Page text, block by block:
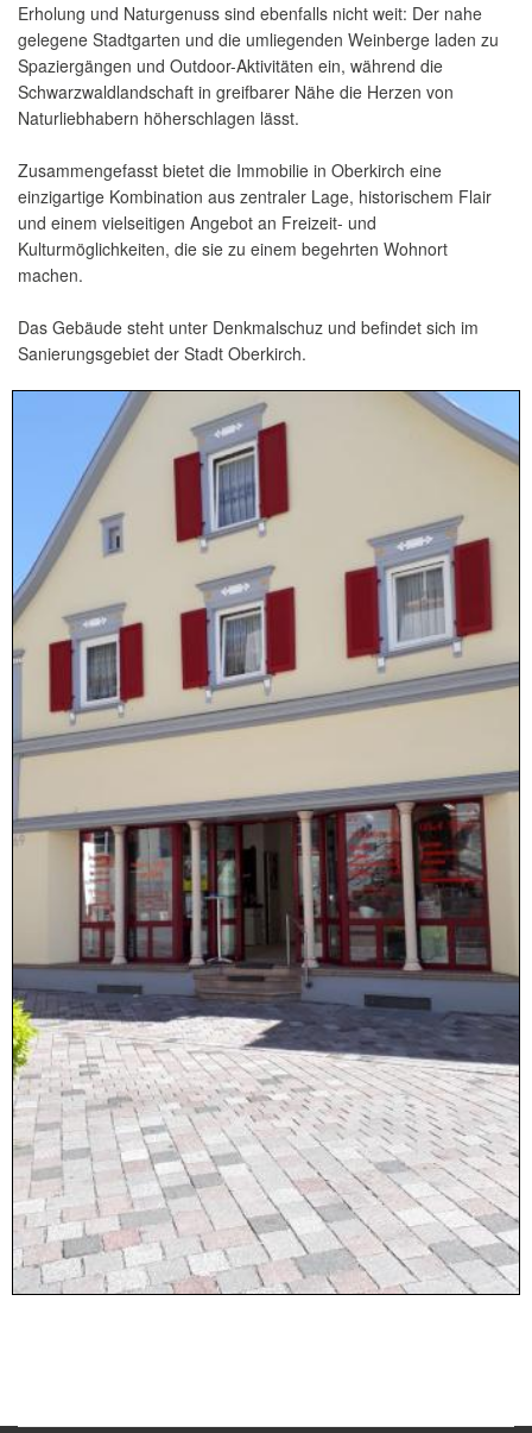
Erholung und Naturgenuss sind ebenfalls nicht weit: Der nahe
gelegene Stadtgarten und die umliegenden Weinberge laden zu
Spaziergängen und Outdoor-Aktivitäten ein, während die
Schwarzwaldlandschaft in greifbarer Nähe die Herzen von
Naturliebhabern höherschlagen lässt.
Zusammengefasst bietet die Immobilie in Oberkirch eine
einzigartige Kombination aus zentraler Lage, historischem Flair
und einem vielseitigen Angebot an Freizeit- und
Kulturmöglichkeiten, die sie zu einem begehrten Wohnort
machen.
Das Gebäude steht unter Denkmalschuz und befindet sich im
Sanierungsgebiet der Stadt Oberkirch.